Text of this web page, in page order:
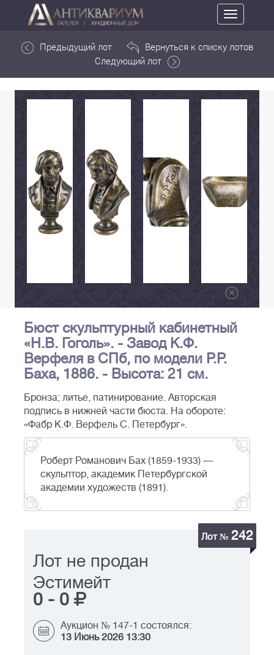
Toggle
navigation
Предыдущий лот
Вернуться к списку лотов
Следующий лот
Бюст скульптурный кабинетный
«Н.В. Гоголь». - Завод К.Ф.
Верфеля в СПб, по модели Р.Р.
Баха, 1886. - Высота: 21 см.
Бронза; литье, патинирование. Авторская
подпись в нижней части бюста. На обороте:
«Фабр К.Ф. Верфель С. Петербург».
Роберт Романович Бах (1859-1933) —
скульптор, академик Петербургской
академии художеств (1891).
Лот № 242
Лот не продан
Эстимейт
0 - 0
Аукцион № 147-1 состоялся:
13 Июнь 2026 13:30